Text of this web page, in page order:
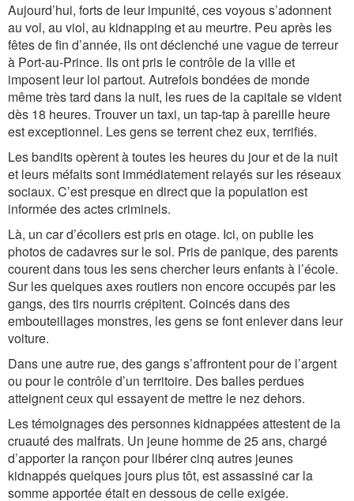
Aujourd’hui, forts de leur impunité, ces voyous s’adonnent
au vol, au viol, au kidnapping et au meurtre. Peu après les
fêtes de fin d’année, ils ont déclenché une vague de terreur
à Port-au-Prince. Ils ont pris le contrôle de la ville et
imposent leur loi partout. Autrefois bondées de monde
même très tard dans la nuit, les rues de la capitale se vident
dès 18 heures. Trouver un taxi, un tap-tap à pareille heure
est exceptionnel. Les gens se terrent chez eux, terrifiés.
Les bandits opèrent à toutes les heures du jour et de la nuit
et leurs méfaits sont immédiatement relayés sur les réseaux
sociaux. C’est presque en direct que la population est
informée des actes criminels.
Là, un car d’écoliers est pris en otage. Ici, on publie les
photos de cadavres sur le sol. Pris de panique, des parents
courent dans tous les sens chercher leurs enfants à l’école.
Sur les quelques axes routiers non encore occupés par les
gangs, des tirs nourris crépitent. Coincés dans des
embouteillages monstres, les gens se font enlever dans leur
voiture.
Dans une autre rue, des gangs s’affrontent pour de l’argent
ou pour le contrôle d’un territoire. Des balles perdues
atteignent ceux qui essayent de mettre le nez dehors.
Les témoignages des personnes kidnappées attestent de la
cruauté des malfrats. Un jeune homme de 25 ans, chargé
d’apporter la rançon pour libérer cinq autres jeunes
kidnappés quelques jours plus tôt, est assassiné car la
somme apportée était en dessous de celle exigée.